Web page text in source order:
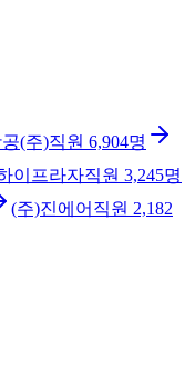
(주)직원 6,904명
이프라자직원 3,245명
(주)진에어 직원 2,182